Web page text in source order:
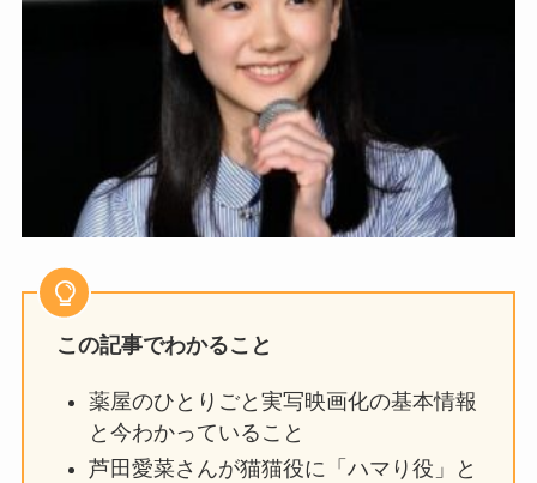
この記事でわかること
薬屋のひとりごと実写映画化の基本情報
と今わかっていること
芦田愛菜さんが猫猫役に「ハマり役」と